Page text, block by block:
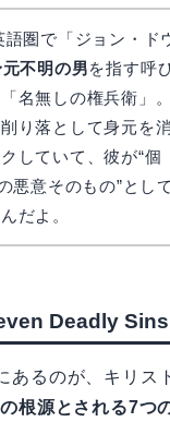
圏で「ジョン・ド
不明の男を指す呼
名無しの権兵衛」
り落として身元を
していて、彼が“個
悪意そのもの”とし
だよ。
Deadly
あるのが、キリス
根源とされる7つ